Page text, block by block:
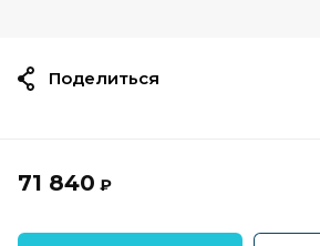
71 840 ₽
Поделиться